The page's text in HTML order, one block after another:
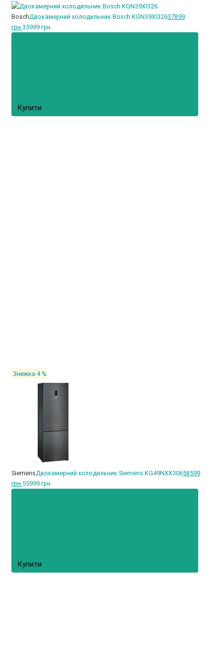
BoschДвокамерний холодильник Bosch KGN39XI32637899
грн.35999 грн.
Купити
Знижка 4 %
SiemensДвокамерний холодильник Siemens KG49NXX30658599
грн.55999 грн.
Купити